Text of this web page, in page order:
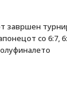
завршен
со 6:7,